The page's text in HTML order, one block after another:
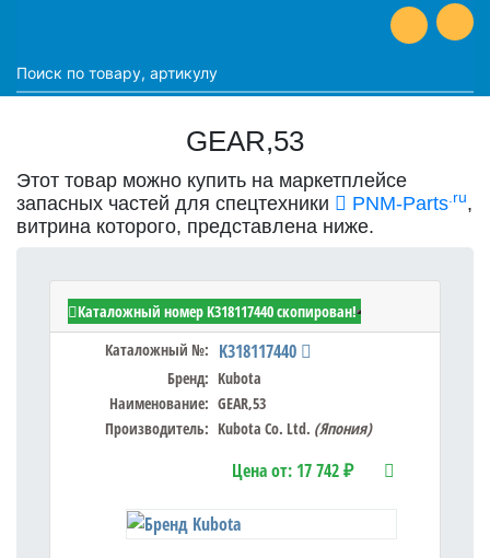
GEAR,53
Этот товар можно купить на маркетплейсе
запасных частей для спецтехники
PNM-Parts.ru,
витрина которого, представлена ниже.
Kubota K318117440 - GEAR,53
Каталожный №: K318117440
Бренд: Kubota
Наименование: GEAR,53
Производитель: Kubota Co. Ltd. (Япония)
Цена от: 17 742 ₽
Каталожный номер K318117440 скопирован!